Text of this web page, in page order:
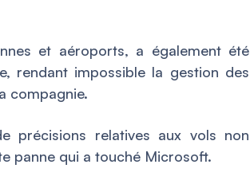
et aéroports, a également été
rendant impossible la gestion des
compagnie.
précisions relatives aux vols non
panne qui a touché Microsoft.